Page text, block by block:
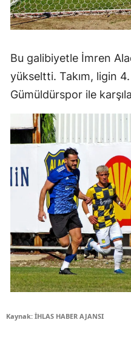
Bu galibiyetle İmren
yükseltti. Takım, ligin
Gümüldürspor ile
Kaynak: İHLAS HABER AJANSI